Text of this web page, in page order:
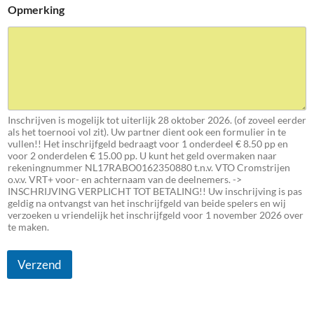
Opmerking
Inschrijven is mogelijk tot uiterlijk 28 oktober 2026. (of zoveel eerder
als het toernooi vol zit). Uw partner dient ook een formulier in te
vullen!! Het inschrijfgeld bedraagt voor 1 onderdeel € 8.50 pp en
voor 2 onderdelen € 15.00 pp. U kunt het geld overmaken naar
rekeningnummer NL17RABO0162350880 t.n.v. VTO Cromstrijen
o.v.v. VRT+ voor- en achternaam van de deelnemers. ->
INSCHRIJVING VERPLICHT TOT BETALING!! Uw inschrijving is pas
geldig na ontvangst van het inschrijfgeld van beide spelers en wij
verzoeken u vriendelijk het inschrijfgeld voor 1 november 2026 over
te maken.
Verzend